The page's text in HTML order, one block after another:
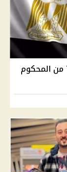
السيسي يوجه بدراسة عفو رئاسي عن 7 من المحكوم